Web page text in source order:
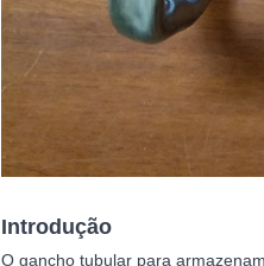
Introdução
O gancho tubular para